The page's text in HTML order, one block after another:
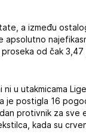
a između
apsolutno
od čak
u utakmicama
je postigla 16
protivnik za sve
kada su